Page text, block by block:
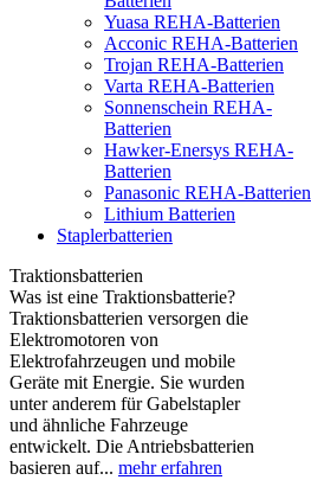
Yuasa REHA-Batterien
Acconic REHA-Batterien
Trojan REHA-Batterien
Varta REHA-Batterien
Sonnenschein REHA-
Batterien
Hawker-Enersys REHA-
Batterien
Panasonic REHA-Batterien
Lithium Batterien
Staplerbatterien
Traktionsbatterien
Was ist eine Traktionsbatterie?
Traktionsbatterien versorgen die
Elektromotoren von
Elektrofahrzeugen und mobile
Geräte mit Energie. Sie wurden
unter anderem für Gabelstapler
und ähnliche Fahrzeuge
entwickelt. Die Antriebsbatterien
basieren auf... mehr erfahren